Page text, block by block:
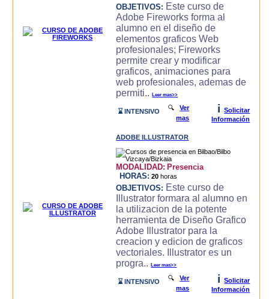
OBJETIVOS: Este curso de
Adobe Fireworks forma al
alumno en el diseño de
elementos graficos Web
profesionales; Fireworks
permite crear y modificar
graficos, animaciones para
web profesionales, ademas de
permiti..Leer mas>>
⌛ INTENSIVO 🔍Ver
mas
i
Solicitar
Información
ADOBE ILLUSTRATOR
MODALIDAD: Presencia
HORAS: 20 horas
OBJETIVOS: Este curso de
Illustrator formara al alumno en
la utilizacion de la potente
herramienta de Diseño Grafico
Adobe Illustrator para la
creacion y edicion de graficos
vectoriales. Illustrator es un
progra..Leer mas>>
⌛ INTENSIVO 🔍Ver
mas
i
Solicitar
Información